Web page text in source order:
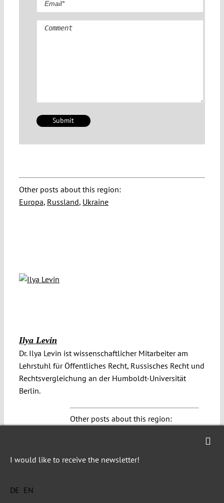
Comment
Other posts about this region:
Europa, Russland, Ukraine
Ilya Levin
Dr. Ilya Levin ist wissenschaftlicher Mitarbeiter am
Lehrstuhl für Öffentliches Recht, Russisches Recht und
Rechtsvergleichung an der Humboldt-Universität
Berlin.
Other posts about this region:
I would like to receive the newsletter!
DE EN